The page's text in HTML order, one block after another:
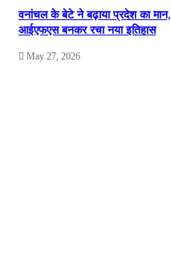
वनांचल के बेटे ने बढ़ाया प्रदेश का मान,
आईएफएस बनकर रचा नया इतिहास
May 27, 2026